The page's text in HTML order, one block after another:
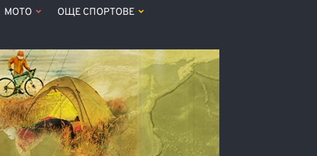
МОТО ОЩЕ СПОРТОВЕ